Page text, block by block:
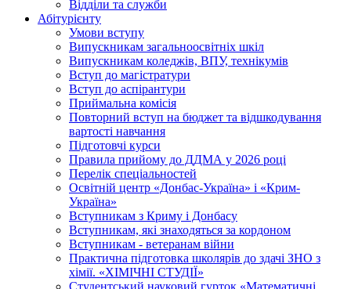
Відділи та служби
Абітурієнту
Умови вступу
Випускникам загальноосвітніх шкіл
Випускникам коледжів, ВПУ, технікумів
Вступ до магістратури
Вступ до аспірантури
Приймальна комісія
Повторний вступ на бюджет та відшкодування
вартості навчання
Підготовчі курси
Правила прийому до ДДМА у 2026 році
Перелік спеціальностей
Освітній центр «Донбас-Україна» і «Крим-
Україна»
Вступникам з Криму і Донбасу
Вступникам, які знаходяться за кордоном
Вступникам - ветеранам війни
Практична підготовка школярів до здачі ЗНО з
хімії. «ХІМІЧНІ СТУДІЇ»
Студентський науковий гурток «Математичні